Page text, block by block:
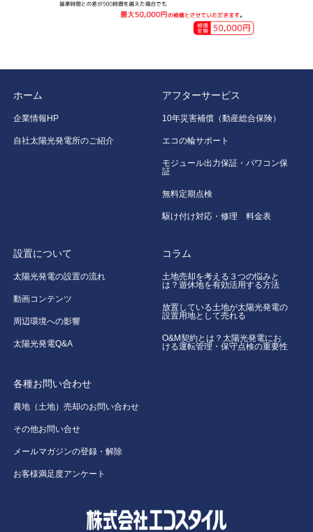
ホーム
企業情報HP
自社太陽光発電所のご紹介
アフターサービス
10年災害補償（動産総合保険）
エコの輪サポート
モジュール出力保証・パワコン保
証
無料定期点検
駆け付け対応・修理 料金表
設置について
太陽光発電の設置の流れ
動画コンテンツ
周辺環境への影響
太陽光発電Q&A
コラム
土地売却を考える３つの悩みと
は？遊休地を有効活用する方法
放置している土地が太陽光発電の
設置用地として売れる
O&M契約とは？太陽光発電にお
ける運転管理・保守点検の重要性
各種お問い合わせ
農地（土地）売却のお問い合わせ
その他お問い合せ
メールマガジンの登録・解除
お客様満足度アンケート